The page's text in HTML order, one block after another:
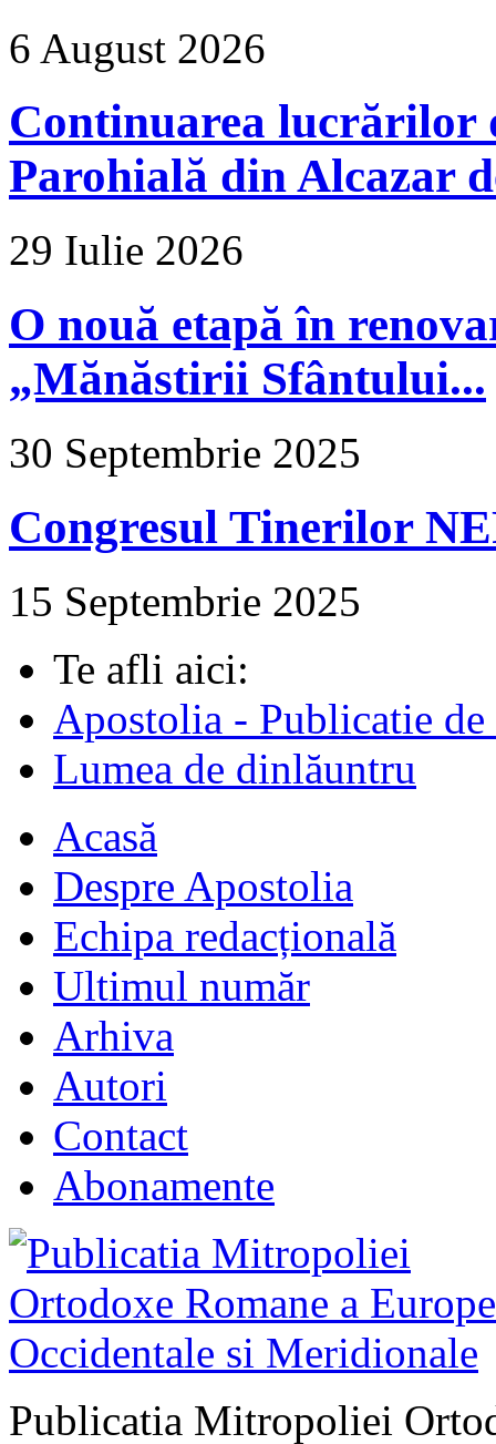
6 August 2026
Continuarea lucrărilor
Parohială din Alcazar
29 Iulie 2026
O nouă etapă în
„Mănăstirii Sfântului...
30 Septembrie 2025
Congresul Tinerilor
15 Septembrie 2025
Te afli aici:
Apostolia - Publicatie
Lumea de dinlăuntru
Acasă
Despre Apostolia
Echipa redacțională
Ultimul număr
Arhiva
Autori
Contact
Abonamente
Publicatia Mitropoliei